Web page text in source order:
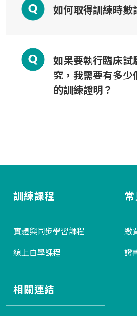
如何取得訓練時數
如果要執行臨床試
究，我需要有多少
的訓練證明？
訓練課程
實體與同步學習課程
線上自學課程
繳
證
相關連結